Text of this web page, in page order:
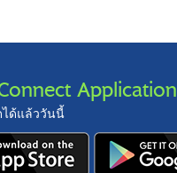
Application
ด้แล้ววันนี้